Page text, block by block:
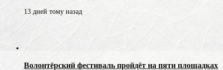
13 дней тому назад
Волонтёрский фестиваль пройдёт на пяти площадках